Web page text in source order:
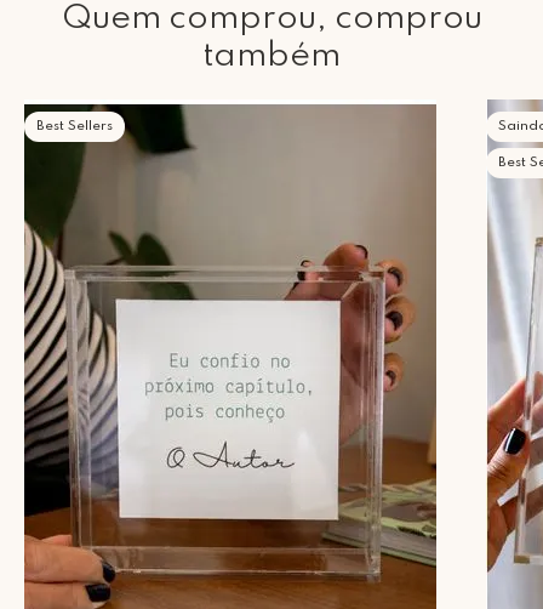
Quem comprou, comprou
também
Best Sellers
Best